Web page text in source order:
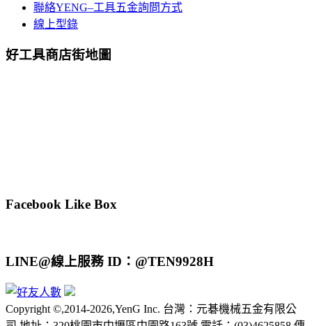
聯絡YENG–工具五金詢問方式
線上型錄
好工具商店街地圖
Facebook Like Box
LINE@線上服務 ID：@TEN9928H
Copyright ©,2014-2026,YenG Inc. 台灣：元碁機械五金有限公